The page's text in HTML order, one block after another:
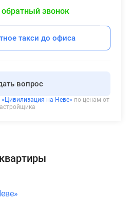
звонок
такси до офиса
вопрос
на Неве» по ценам от